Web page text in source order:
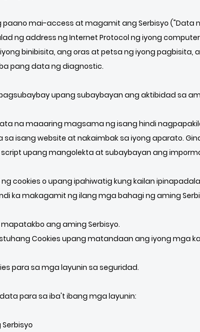
mai-access at magamit ang Serbisyo ("Data
ng address ng Internet Protocol ng iyong computer
binibisita, ang oras at petsa ng iyong pagbisita,
pang data ng diagnostic.
upang subaybayan ang aktibidad sa
na maaaring magsama ng isang hindi
isang website at nakaimbak sa iyong aparato.
upang mangolekta at subaybayan ang
cookies o upang ipahiwatig kung kailan
ka makagamit ng ilang mga bahagi ng aming
ang aming Serbisyo.
Cookies upang matandaan ang iyong mga
para sa mga layunin sa seguridad.
para sa iba't ibang mga layunin: